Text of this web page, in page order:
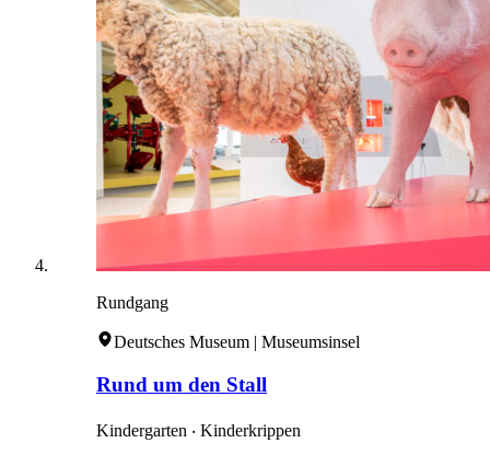
Rundgang
Deutsches Museum | Museumsinsel
Rund um den Stall
Kindergarten ‧ Kinderkrippen